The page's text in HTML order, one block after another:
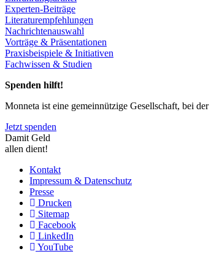
Experten-Beiträge
Literaturempfehlungen
Nachrichtenauswahl
Vorträge & Präsentationen
Praxisbeispiele & Initiativen
Fachwissen & Studien
Spenden hilft!
Monneta ist eine gemeinnützige Gesellschaft, bei
Jetzt spenden
Damit Geld
allen dient!
Kontakt
Impressum & Datenschutz
Presse
Drucken
Sitemap
Facebook
LinkedIn
YouTube